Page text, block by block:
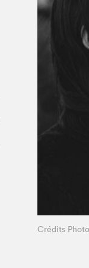
À
Liste
Liste
Crédits